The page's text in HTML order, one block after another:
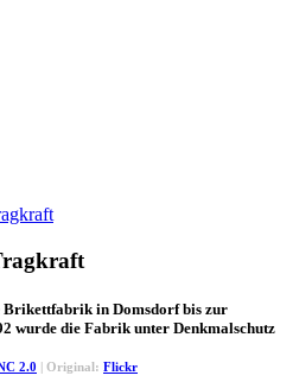
Brikettfabrik in Domsdorf bis zur
wurde die Fabrik unter Denkmalschutz
2.0 | Original: Flickr